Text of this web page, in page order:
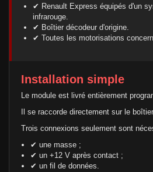
✔ Renault Express équipés d'un
infrarouge.
✔ Boîtier décodeur d'origine.
✔ Toutes les motorisations
Installation simple
Le module est livré entièrement
Il se raccorde directement sur le
Trois connexions seulement sont
✔ une masse ;
✔ un +12 V après contact ;
✔ un fil de données.